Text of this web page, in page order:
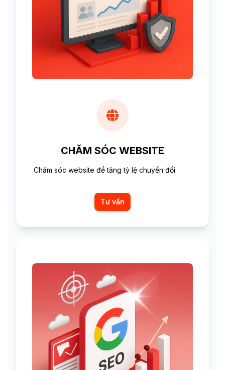
CHĂM SÓC WEBSITE
Chăm sóc website để tăng tỷ lệ chuyển đổi
Tư vấn